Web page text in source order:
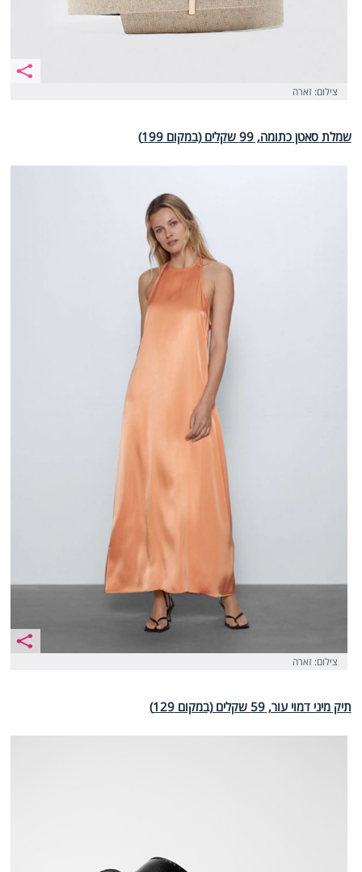
צילום: זארה
שמלת סאטן כתומה, 99 שקלים (במקום 199)
צילום: זארה
תיק מיני דמוי עור, 59 שקלים (במקום 129)